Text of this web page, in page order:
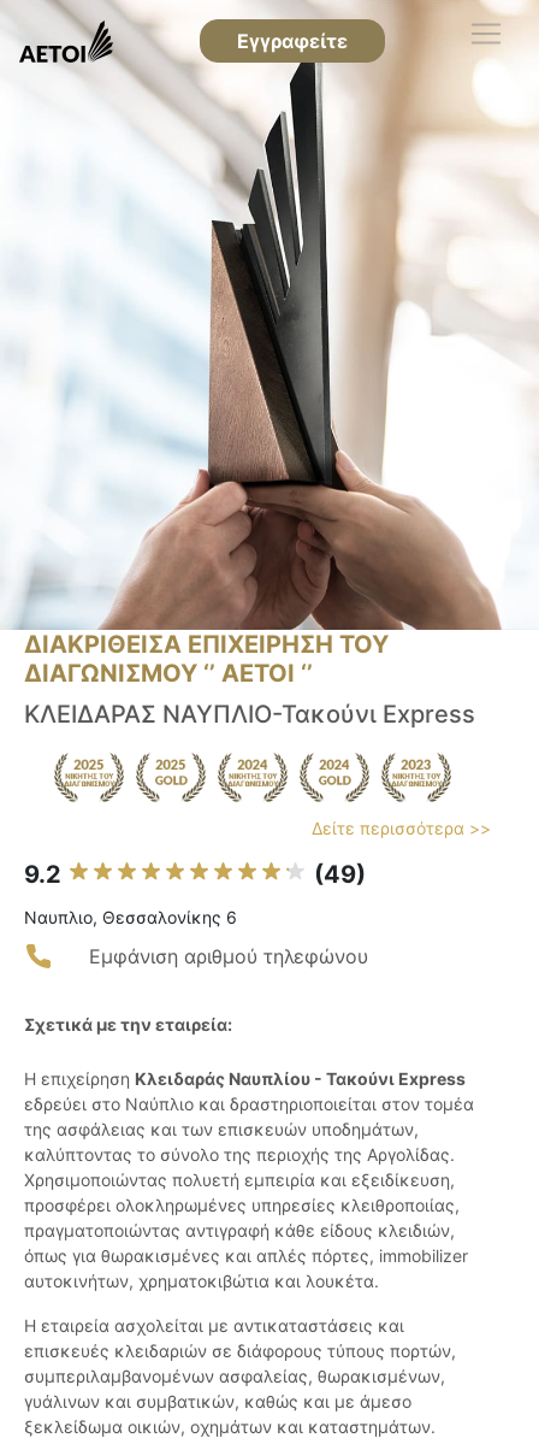
Εγγραφείτε
ΔΙΑΚΡΙΘΕΙΣΑ ΕΠΙΧΕΙΡΗΣΗ ΤΟΥ
ΔΙΑΓΩΝΙΣΜΟΥ ‘’ ΑΕΤΟΙ ‘’
ΚΛΕΙΔΑΡΑΣ ΝΑΥΠΛΙΟ-Τακούνι Express
Δείτε περισσότερα >>
9.2 (49)
Ναυπλιο, Θεσσαλονίκης 6
Εμφάνιση αριθμού τηλεφώνου
Σχετικά με την εταιρεία:
Η επιχείρηση Κλειδαράς Ναυπλίου - Τακούνι Express
εδρεύει στο Ναύπλιο και δραστηριοποιείται στον τομέα
της ασφάλειας και των επισκευών υποδημάτων,
καλύπτοντας το σύνολο της περιοχής της Αργολίδας.
Χρησιμοποιώντας πολυετή εμπειρία και εξειδίκευση,
προσφέρει ολοκληρωμένες υπηρεσίες κλειθροποιίας,
πραγματοποιώντας αντιγραφή κάθε είδους κλειδιών,
όπως για θωρακισμένες και απλές πόρτες, immobilizer
αυτοκινήτων, χρηματοκιβώτια και λουκέτα.
Η εταιρεία ασχολείται με αντικαταστάσεις και
επισκευές κλειδαριών σε διάφορους τύπους πορτών,
συμπεριλαμβανομένων ασφαλείας, θωρακισμένων,
γυάλινων και συμβατικών, καθώς και με άμεσο
ξεκλείδωμα οικιών, οχημάτων και καταστημάτων.